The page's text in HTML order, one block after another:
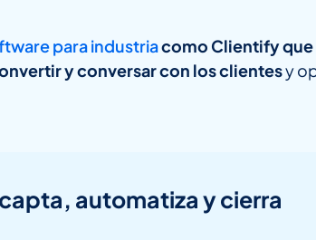
para industriacomo Clientify que
y conversar con los clientesy
automatiza y cierra